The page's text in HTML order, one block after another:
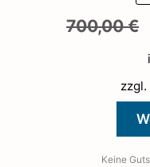
700,00€
zzgl.
Keine